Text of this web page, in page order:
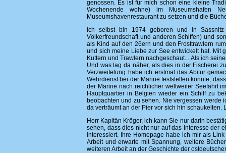
genossen. Es ist für mich schon eine kleine
Wochenende wohne) im Museumshafen
Museumshavenrestaurant zu setzen und die
Ich selbst bin 1974 geboren und in
Völkerfreundschaft und anderen Schiffen) und
als Kind auf den 26ern und den Frosttrawlern
und sich meine Liebe zur See entwickelt hat. Mit
Kuttern und Trawlern nachgeschaut... Als ich
Und was lag da näher, als dies in der Fischerei
Verzweifelung habe ich erstmal das Abitur
Wehrdienst bei der Marine feststellen konnte,
der Marine nach reichlicher weltweiter Seefahrt
Hauptquartier in Belgien wieder ein Schiff zu
beobachten und zu sehen. Nie vergessen werde
da verträumt an der Pier vor sich hin
Herr Kapitän Kröger, ich kann Sie nur darin
sehen, dass dies nicht nur auf das Interesse der
interessiert. Ihre Homepage habe ich mir als
Arbeit und erwarte mit Spannung, weitere
weiteren Arbeit an der Geschichte der